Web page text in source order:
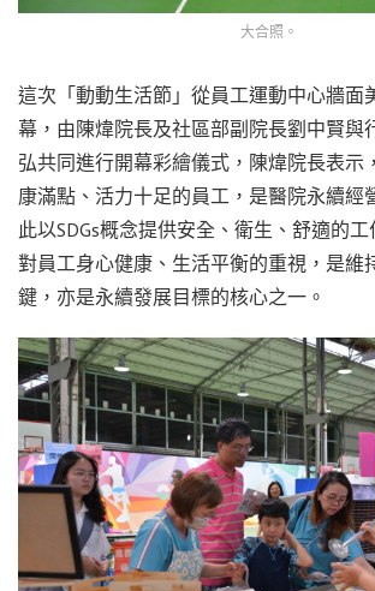
大合照。
這次「動動生活節」從員工運動中心牆面
幕，由陳煒院長及社區部副院長劉中賢與
弘共同進行開幕彩繪儀式，陳煒院長表示
康滿點、活力十足的員工，是醫院永續經
此以SDGs概念提供安全、衛生、舒適的
對員工身心健康、生活平衡的重視，是維
鍵，亦是永續發展目標的核心之一。